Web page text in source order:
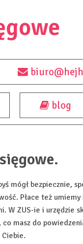
blog
mógł bezpiecznie,
Płace też
W ZUS-ie i urzędzie
masz do